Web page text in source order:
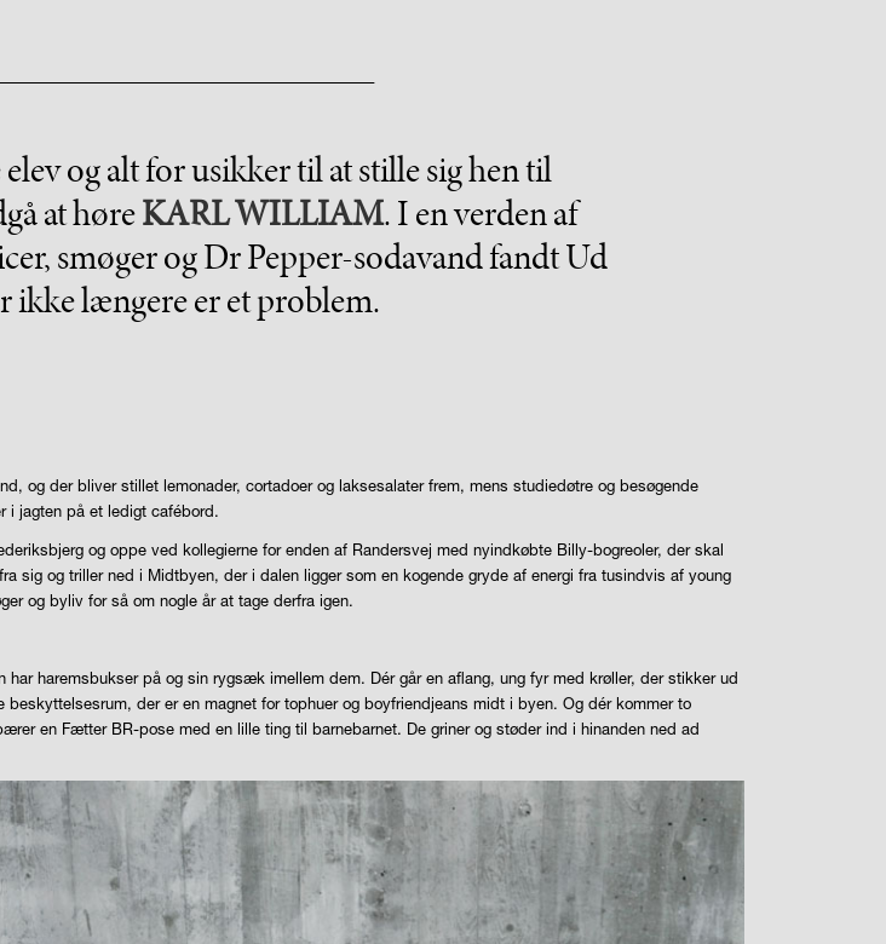
og alt for usikker til at stille sig hen til
at høreKARL WILLIAM. I en verden af
smøger og Dr Pepper-sodavand fandt Ud
ikke længere er et problem.
og der bliver stillet lemonader, cortadoer og laksesalater frem, mens studiedøtre og besøgende
i jagten på et ledigt cafébord.
og oppe ved kollegierne for enden af Randersvej med nyindkøbte Billy-bogreoler, der skal
sig og triller ned i Midtbyen, der i dalen ligger som en kogende gryde af energi fra tusindvis afyoung
og byliv for så om nogle år at tage derfra igen.
haremsbukser på og sin rygsæk imellem dem. Dér går en aflang, ung fyr med krøller, der stikker ud
der er en magnet for tophuer og boyfriendjeans midt i byen. Og dér kommer to
en Fætter BR-pose med en lille ting til barnebarnet. De griner og støder ind i hinanden ned ad